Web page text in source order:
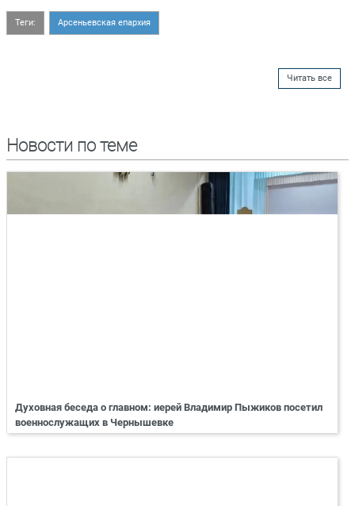
Теги: Арсеньевская епархия
Читать все
Новости по теме
Духовная беседа о главном: иерей Владимир Пыжиков посетил
военнослужащих в Чернышевке